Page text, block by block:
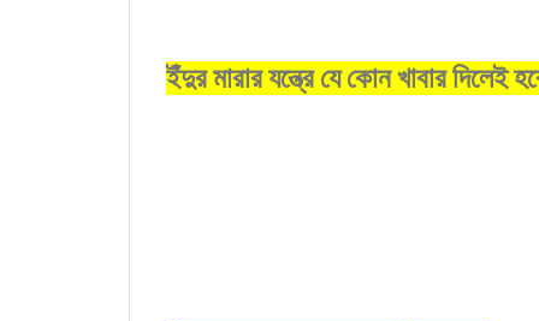
ইঁদুর মারার যন্ত্রে যে কোন খাবার দিলেই